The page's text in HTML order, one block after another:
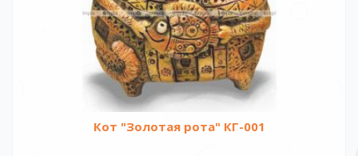
Кот "Золотая рота" КГ-001